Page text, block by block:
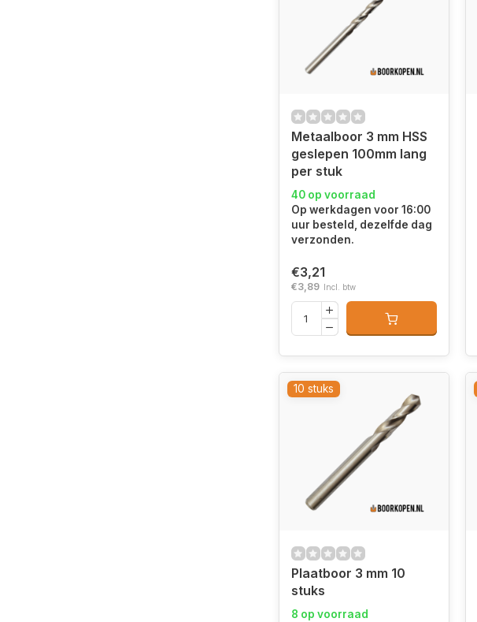
Metaalboor 3 mm HSS
geslepen 100mm lang
per stuk
40 op voorraad
Op werkdagen voor 16:00
uur besteld, dezelfde dag
verzonden.
€3,21
€3,89 Incl. btw
10 stuks
Plaatboor 3 mm 10
stuks
8 op voorraad